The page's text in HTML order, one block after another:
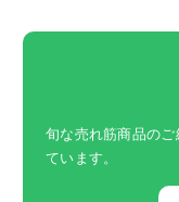
旬な売れ筋商品の
ています。